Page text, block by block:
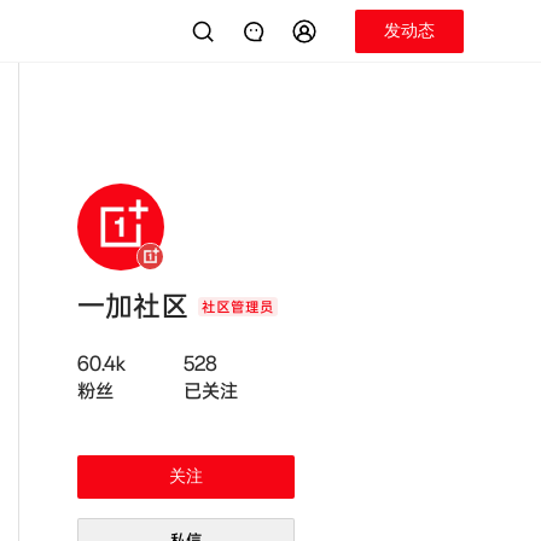
发动态
一加社区 社区管理员
60.4k
粉丝
528
已关注
关注